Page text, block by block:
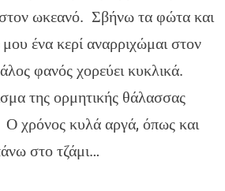
ωκεανό. Σβήνω τα φώτα και
ένα κερί αναρριχώμαι στον
φανός χορεύει κυκλικά.
της ορμητικής θάλασσας
χρόνος κυλά αργά, όπως και
στο τζάμι…